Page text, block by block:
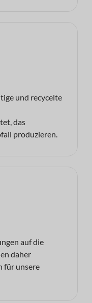
und recycelte
das
produzieren.
auf die
daher
für unsere